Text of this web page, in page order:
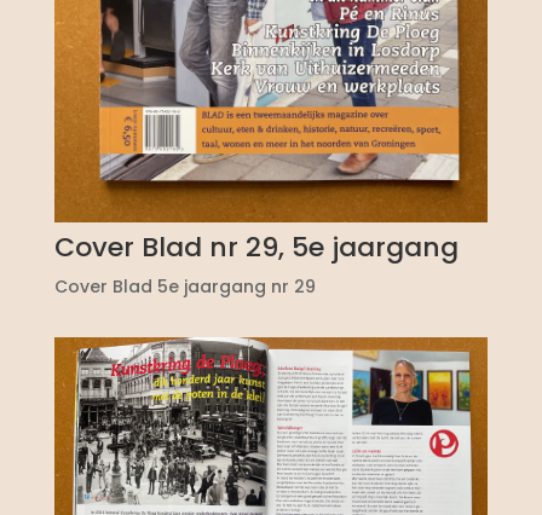
Cover Blad nr 29, 5e jaargang
Cover Blad 5e jaargang nr 29